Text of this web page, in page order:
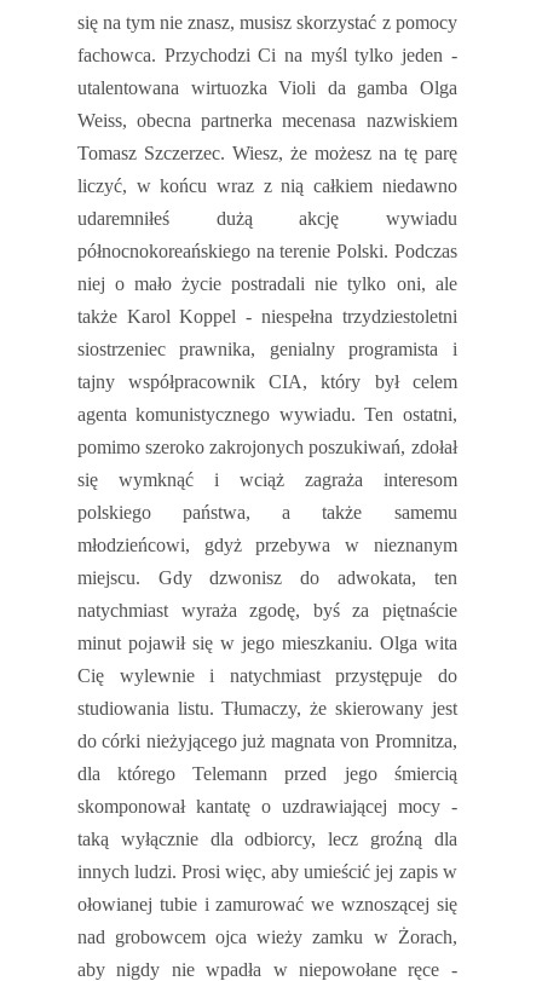
się na tym nie znasz, musisz skorzystać z pomocy
fachowca. Przychodzi Ci na myśl tylko jeden -
utalentowana wirtuozka Violi da gamba Olga
Weiss, obecna partnerka mecenasa nazwiskiem
Tomasz Szczerzec. Wiesz, że możesz na tę parę
liczyć, w końcu wraz z nią całkiem niedawno
udaremniłeś dużą akcję wywiadu
północnokoreańskiego na terenie Polski. Podczas
niej o mało życie postradali nie tylko oni, ale
także Karol Koppel - niespełna trzydziestoletni
siostrzeniec prawnika, genialny programista i
tajny współpracownik CIA, który był celem
agenta komunistycznego wywiadu. Ten ostatni,
pomimo szeroko zakrojonych poszukiwań, zdołał
się wymknąć i wciąż zagraża interesom
polskiego państwa, a także samemu
młodzieńcowi, gdyż przebywa w nieznanym
miejscu. Gdy dzwonisz do adwokata, ten
natychmiast wyraża zgodę, byś za piętnaście
minut pojawił się w jego mieszkaniu. Olga wita
Cię wylewnie i natychmiast przystępuje do
studiowania listu. Tłumaczy, że skierowany jest
do córki nieżyjącego już magnata von Promnitza,
dla którego Telemann przed jego śmiercią
skomponował kantatę o uzdrawiającej mocy -
taką wyłącznie dla odbiorcy, lecz groźną dla
innych ludzi. Prosi więc, aby umieścić jej zapis w
ołowianej tubie i zamurować we wznoszącej się
nad grobowcem ojca wieży zamku w Żorach,
aby nigdy nie wpadła w niepowołane ręce -